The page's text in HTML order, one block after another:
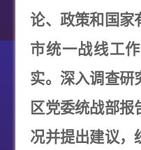
论、政策和国家
市统一战线工
实。深入调查研
区党委统战部报
况并提出建议，